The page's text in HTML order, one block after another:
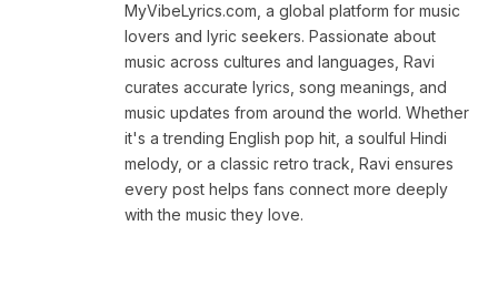
MyVibeLyrics.com, a global platform for music
lovers and lyric seekers. Passionate about
music across cultures and languages, Ravi
curates accurate lyrics, song meanings, and
music updates from around the world. Whether
it's a trending English pop hit, a soulful Hindi
melody, or a classic retro track, Ravi ensures
every post helps fans connect more deeply
with the music they love.